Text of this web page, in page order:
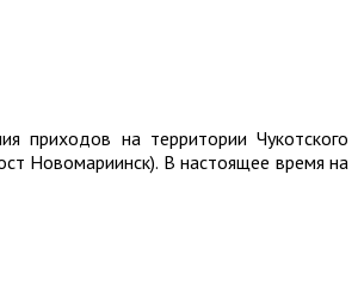
приходов на территории Чукотского
Новомариинск). В настоящее время на